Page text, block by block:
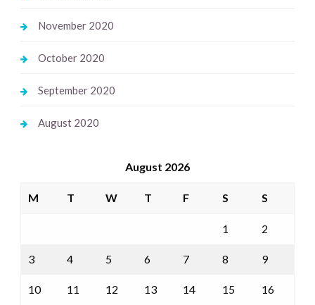
November 2020
October 2020
September 2020
August 2020
August 2026
M T W T F S S
1 2
3 4 5 6 7 8 9
10 11 12 13 14 15 16